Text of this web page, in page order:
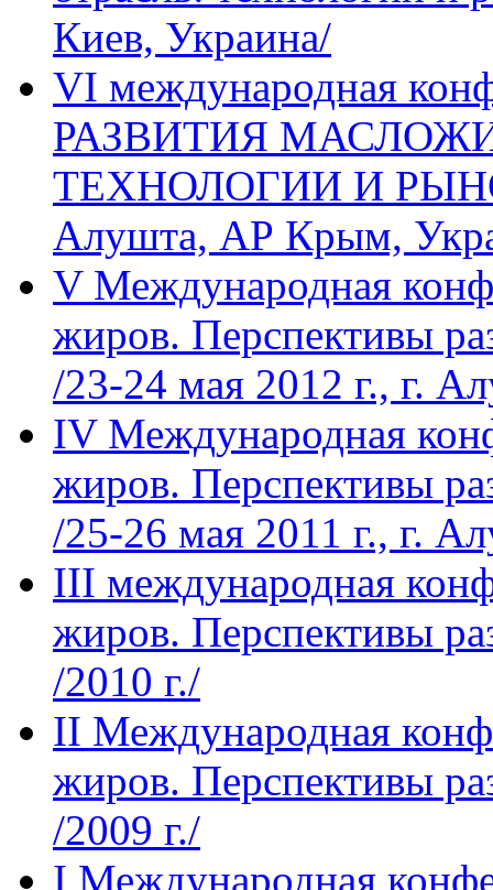
Киев, Украина/
VI международная
РАЗВИТИЯ
ТЕХНОЛОГИИ И
Алушта, АР Крым,
V Международная
жиров. Перспективы
/23-24 мая 2012 г., г.
IV Международная
жиров. Перспективы
/25-26 мая 2011 г., г.
III международная
жиров. Перспективы
/2010 г./
II Международная
жиров. Перспективы
/2009 г./
I Международная